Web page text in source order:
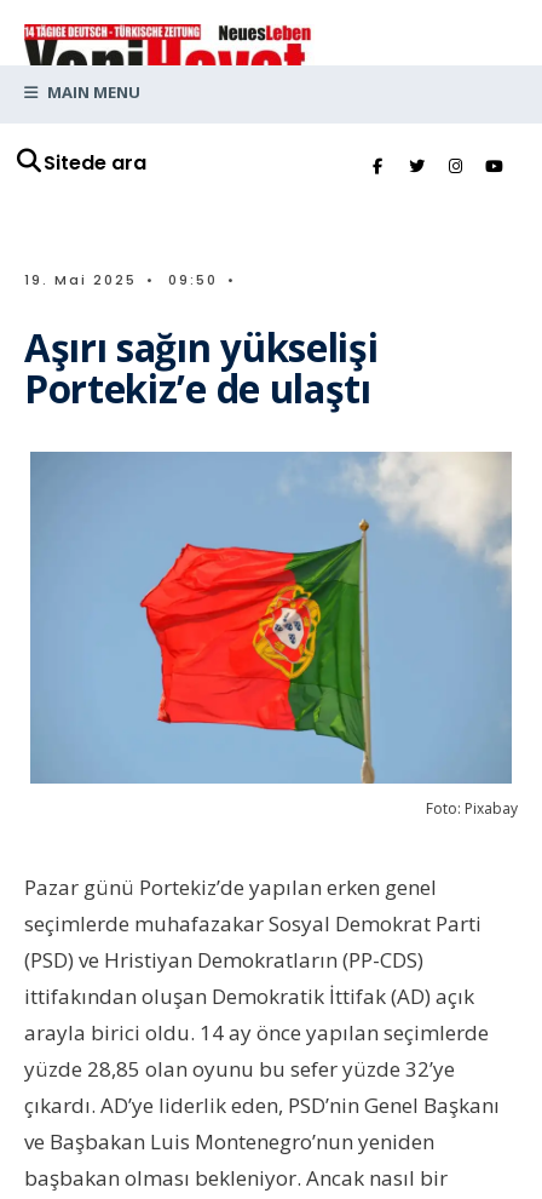
Sitede ara
MAIN MENU
19. Mai 2025 • 09:50 •
Aşırı sağın yükselişi
Portekiz’e de ulaştı
Foto: Pixabay
Pazar günü Portekiz’de yapılan erken genel
seçimlerde muhafazakar Sosyal Demokrat Parti
(PSD) ve Hristiyan Demokratların (PP-CDS)
ittifakından oluşan Demokratik İttifak (AD) açık
arayla birici oldu. 14 ay önce yapılan seçimlerde
yüzde 28,85 olan oyunu bu sefer yüzde 32’ye
çıkardı. AD’ye liderlik eden, PSD’nin Genel Başkanı
ve Başbakan Luis Montenegro’nun yeniden
başbakan olması bekleniyor. Ancak nasıl bir